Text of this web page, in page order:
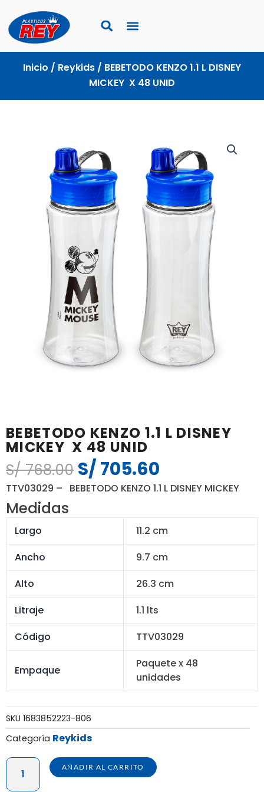
contenido
Inicio / Reykids / BEBETODO KENZO 1.1 L DISNEY
MICKEY X 48 UNID
BEBETODO KENZO 1.1 L DISNEY
MICKEY X 48 UNID
S/768.00 El
precio
era:
S/ 768.00.
S/705.60
precio
es:
S/ 705.60.
TTV03029 – BEBETODO KENZO 1.1 L DISNEY MICKEY
Medidas
Largo
11.2 cm
Ancho
9.7 cm
Alto
26.3 cm
Litraje
1.1 lts
Código
TTV03029
Empaque
Paquete x 48
unidades
SKU 1683852223-806
Categoría Reykids
BEBETODO
KENZO
AÑADIR AL CARRITO